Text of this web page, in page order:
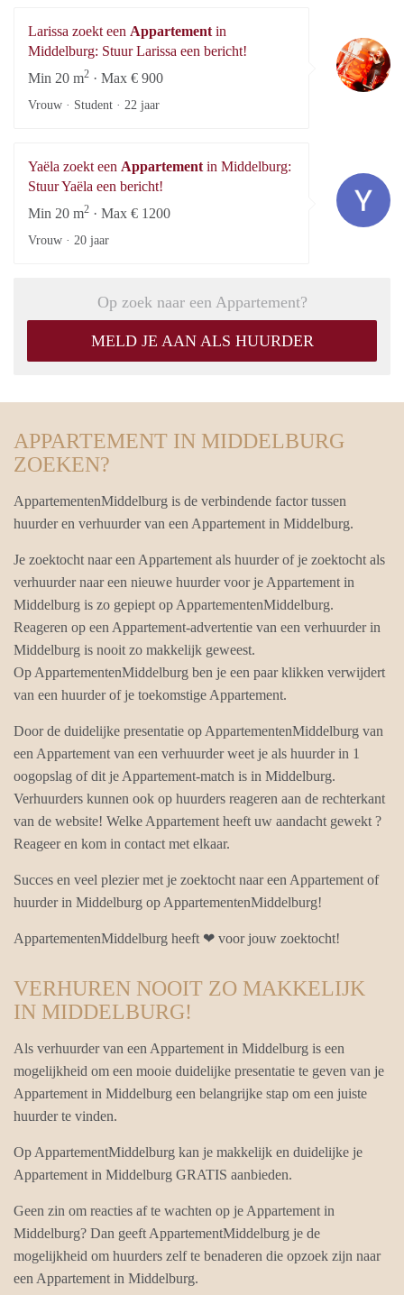
Larissa zoekt een Appartementin
Middelburg: Stuur Larissa een bericht!
Min 20 m2 · Max € 900
Vrouw · Student · 22 jaar
Yaëla zoekt een Appartementin Middelburg:
Stuur Yaëla een bericht!
Min 20 m2 · Max € 1200
Vrouw · 20 jaar
Op zoek naar een Appartement?
MELD JE AAN ALS HUURDER
APPARTEMENT IN MIDDELBURG
ZOEKEN?
AppartementenMiddelburg is de verbindende factor tussen
huurder en verhuurder van een Appartement in Middelburg.
Je zoektocht naar een Appartement als huurder of je zoektocht als
verhuurder naar een nieuwe huurder voor je Appartement in
Middelburg is zo gepiept op AppartementenMiddelburg.
Reageren op een Appartement-advertentie van een verhuurder in
Middelburg is nooit zo makkelijk geweest.
Op AppartementenMiddelburg ben je een paar klikken verwijdert
van een huurder of je toekomstige Appartement.
Door de duidelijke presentatie op AppartementenMiddelburg van
een Appartement van een verhuurder weet je als huurder in 1
oogopslag of dit je Appartement-match is in Middelburg.
Verhuurders kunnen ook op huurders reageren aan de rechterkant
van de website! Welke Appartement heeft uw aandacht gewekt ?
Reageer en kom in contact met elkaar.
Succes en veel plezier met je zoektocht naar een Appartement of
huurder in Middelburg op AppartementenMiddelburg!
AppartementenMiddelburg heeft ❤ voor jouw zoektocht!
VERHUREN NOOIT ZO MAKKELIJK
IN MIDDELBURG!
Als verhuurder van een Appartement in Middelburg is een
mogelijkheid om een mooie duidelijke presentatie te geven van je
Appartement in Middelburg een belangrijke stap om een juiste
huurder te vinden.
Op AppartementMiddelburg kan je makkelijk en duidelijke je
Appartement in Middelburg GRATIS aanbieden.
Geen zin om reacties af te wachten op je Appartement in
Middelburg? Dan geeft AppartementMiddelburg je de
mogelijkheid om huurders zelf te benaderen die opzoek zijn naar
een Appartement in Middelburg.